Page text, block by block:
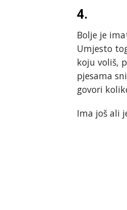
4.
Bolje je
Umjesto
koju voliš,
pjesama
govori
Ima još ali